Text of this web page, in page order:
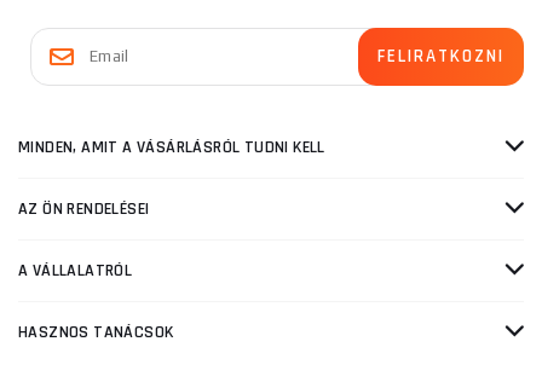
MINDEN, AMIT A VÁSÁRLÁSRÓL TUDNI KELL
AZ ÖN RENDELÉSEI
A VÁLLALATRÓL
HASZNOS TANÁCSOK